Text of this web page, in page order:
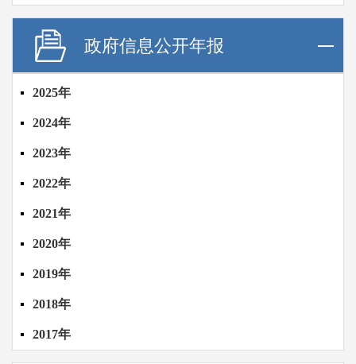
政府信息公开年报
2025年
2024年
2023年
2022年
2021年
2020年
2019年
2018年
2017年